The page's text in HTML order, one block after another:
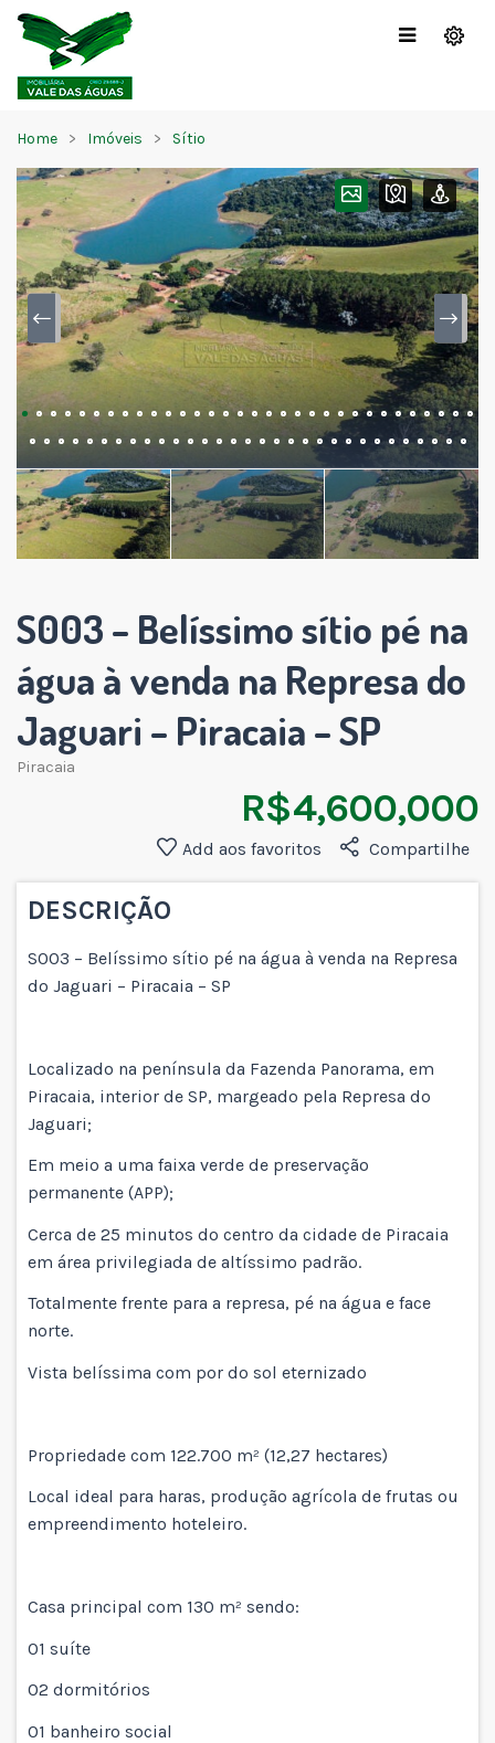
Home Imóveis Sítio
S003 – Belíssimo sítio pé na
água à venda na Represa do
Jaguari – Piracaia – SP
Piracaia
R$ 4,600,000
Compartilhe
Add aos favoritos
DESCRIÇÃO
S003 – Belíssimo sítio pé na água à venda na Represa
do Jaguari – Piracaia – SP
Localizado na península da Fazenda Panorama, em
Piracaia, interior de SP, margeado pela Represa do
Jaguari;
Em meio a uma faixa verde de preservação
permanente (APP);
Cerca de 25 minutos do centro da cidade de Piracaia
em área privilegiada de altíssimo padrão.
Totalmente frente para a represa, pé na água e face
norte.
Vista belíssima com por do sol eternizado
Propriedade com 122.700 m² (12,27 hectares)
Local ideal para haras, produção agrícola de frutas ou
empreendimento hoteleiro.
Casa principal com 130 m² sendo:
01 suíte
02 dormitórios
01 banheiro social